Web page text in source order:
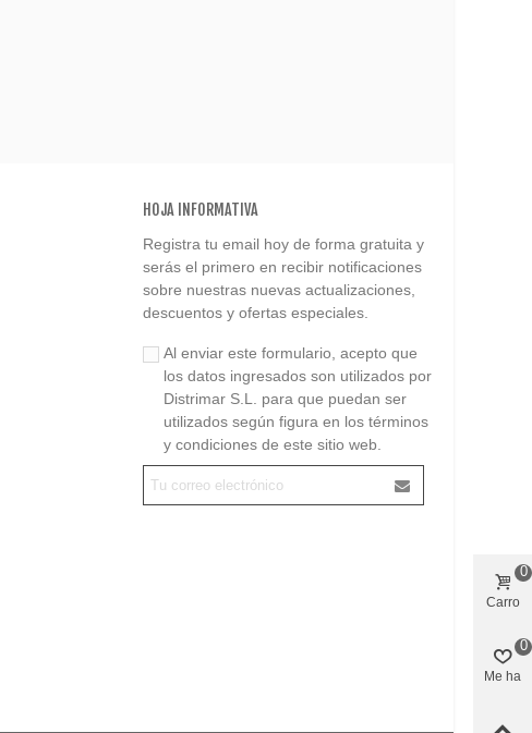
HOJA INFORMATIVA
Registra tu email hoy de forma gratuita y
serás el primero en recibir notificaciones
sobre nuestras nuevas actualizaciones,
descuentos y ofertas especiales.
Al enviar este formulario, acepto que
los datos ingresados son utilizados por
Distrimar S.L. para que puedan ser
utilizados según figura en los términos
y condiciones de este sitio web.
Carro
0
Me ha
0